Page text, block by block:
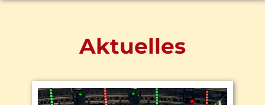
Aktuelles